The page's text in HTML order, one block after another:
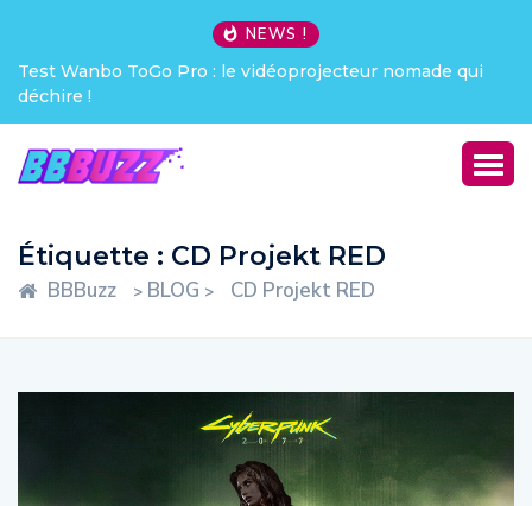
NEWS !
Test Wanbo ToGo Pro : le vidéoprojecteur nomade qui
déchire !
Étiquette : CD Projekt RED
BBBuzz > BLOG > CD Projekt RED